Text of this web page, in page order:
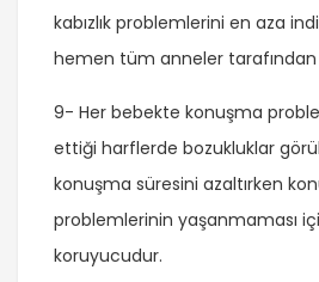
kabızlık problemlerini en aza
hemen tüm anneler
9- Her bebekte konuşma
ettiği harflerde bozukluklar
konuşma süresini azaltırken
problemlerinin yaşanmaması
koruyucudur.